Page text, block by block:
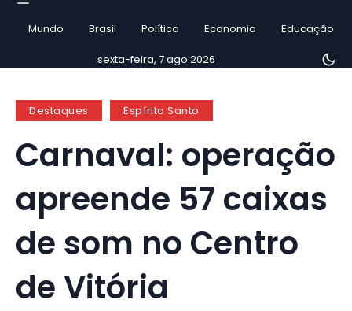
Mundo Brasil Política Economia Educação
sexta-feira, 7 ago 2026
Destaques Espírito Santo
Carnaval: operação
apreende 57 caixas
de som no Centro
de Vitória